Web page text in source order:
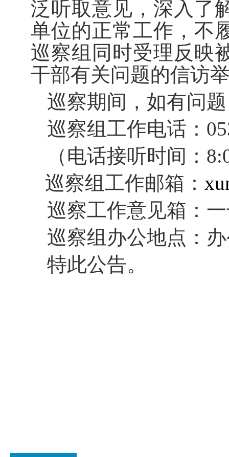
泛听取意见，深入了
单位的正常工作，不
巡察组同时受理反映
干部有关问题的信访
巡察期间，如有问
巡察组工作电话：
（电话接听时间：
巡察组工作邮箱：
巡察工作意见箱：
巡察组办公地点：
特此公告。